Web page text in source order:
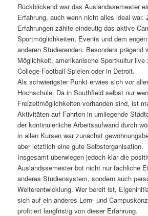
Rückblickend war das Auslandssemester
Erfahrung, auch wenn nicht alles ideal war.
Erfahrungen zählte eindeutig das aktive
Sportmöglichkeiten, Events und dem
anderen Studierenden. Besonders prägend
Möglichkeit, amerikanische Sportkultur live
College-Football-Spielen oder in Detroit.
Als schwierigster Punkt erwies sich vor
Hochschule. Da in Southfield selbst nur
Freizeitmöglichkeiten vorhanden sind, ist
Aktivitäten auf Fahrten in umliegende
der kontinuierliche Arbeitsaufwand durch
in allen Kursen war zunächst
aber letztlich eine gute Selbstorganisation.
Insgesamt überwiegen jedoch klar die
Auslandssemester bot nicht nur fachliche
anderes Studiensystem, sondern auch
Weiterentwicklung. Wer bereit ist,
sich auf ein anderes Lern- und
profitiert langfristig von dieser Erfahrung.